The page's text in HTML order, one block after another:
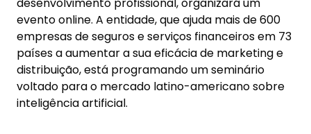
inteligência artificial.
Definitivamente, o setor está vivendo rápidas
mudanças. Com isso, as empresas buscam a
LIMRA em primeiro lugar pela combinação de
conhecimento do setor, soluções práticas e
compromisso inabalável com seu sucesso. Dessa